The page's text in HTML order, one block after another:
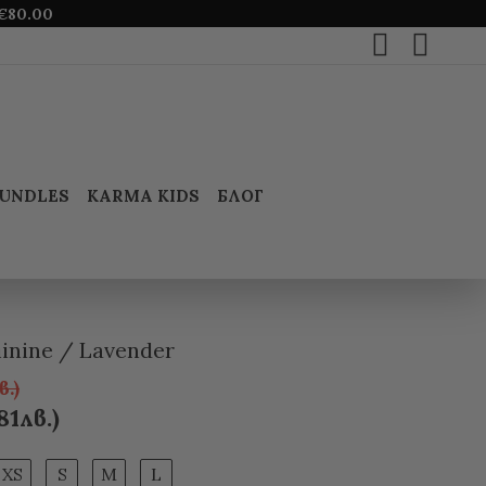
80.00
KARMA KIDS БЛОГ
/ Lavender
XS S M L